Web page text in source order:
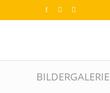
BILDERGALERIE